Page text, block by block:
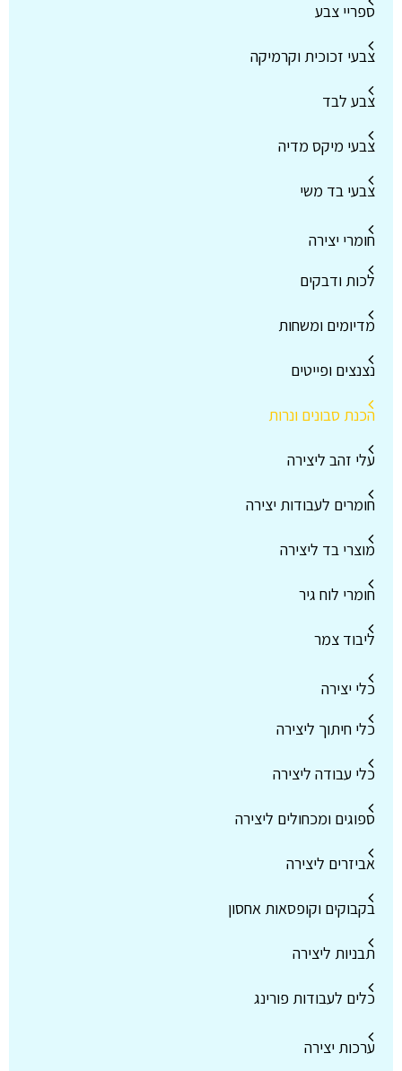
ספריי צבע
צבעי זכוכית וקרמיקה
צבע לבד
צבעי מיקס מדיה
צבעי בד משי
חומרי יצירה
לכות ודבקים
מדיומים ומשחות
נצנצים ופייטים
הכנת סבונים ונרות
עלי זהב ליצירה
חומרים לעבודות יצירה
מוצרי בד ליצירה
חומרי לוח גיר
ליבוד צמר
כלי יצירה
כלי חיתוך ליצירה
כלי עבודה ליצירה
ספוגים ומכחולים ליצירה
אביזרים ליצירה
בקבוקים וקופסאות אחסון
תבניות ליצירה
כלים לעבודות פורינג
ערכות יצירה